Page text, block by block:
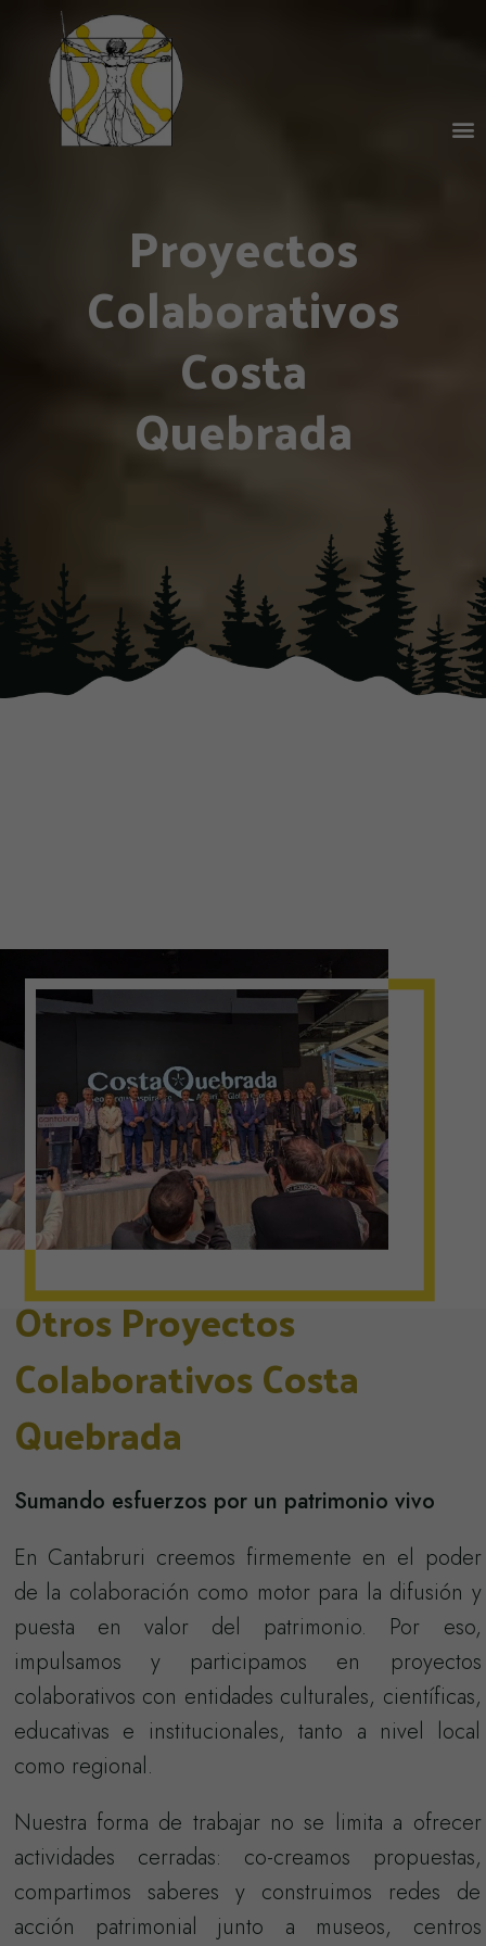
Proyectos
Colaborativos
Costa
Quebrada
Otros Proyectos
Colaborativos Costa
Quebrada
Sumando esfuerzos por un patrimonio vivo
En Cantabruri creemos firmemente en el poder
de la colaboración como motor para la difusión y
puesta en valor del patrimonio. Por eso,
impulsamos y participamos en proyectos
colaborativos con entidades culturales, científicas,
educativas e institucionales, tanto a nivel local
como regional.
Nuestra forma de trabajar no se limita a ofrecer
actividades cerradas: co-creamos propuestas,
compartimos saberes y construimos redes de
acción patrimonial junto a museos, centros